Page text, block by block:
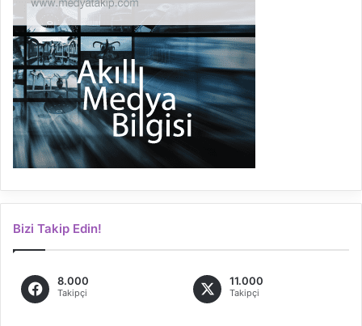
Bizi Takip Edin!
8.000
Takipçi
11.000
Takipçi